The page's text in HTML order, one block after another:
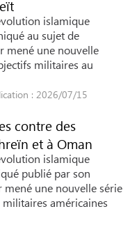
islamique
au sujet de
mené une nouvelle
militaires au
: 2026/07/15
contre des
et à Oman
islamique
publié par son
une nouvelle série
américaines